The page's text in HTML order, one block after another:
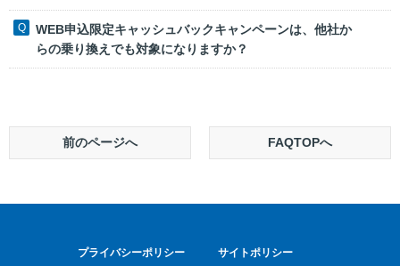
WEB申込限定キャッシュバックキャンペーンは、他社か
らの乗り換えでも対象になりますか？
前のページへ FAQTOPへ
プライバシーポリシー サイトポリシー